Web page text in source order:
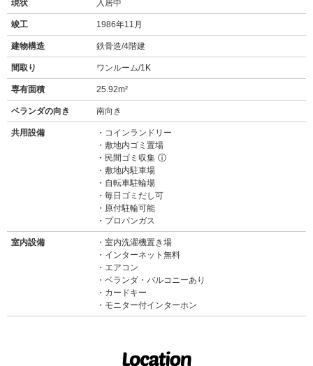
現状 入居中
竣工 1986年11月
建物構造 鉄骨造/4階建
間取り ワンルーム/1K
専有面積 25.92m²
ベランダの向き 南向き
共用設備
コインランドリー
敷地内ゴミ置場
民間ゴミ収集 ⓘ
敷地内駐車場
自転車駐輪場
毎日ゴミだし可
原付駐輪可能
プロパンガス
室内設備
室内洗濯機置き場
インターネット無料
エアコン
ベランダ・バルコニーあり
カードキー
モニター付インターホン